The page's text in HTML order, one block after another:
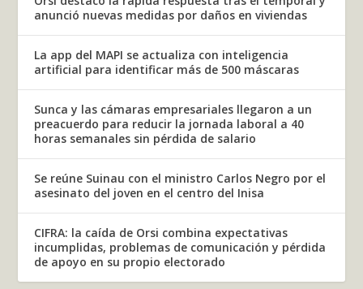
anunció nuevas medidas por daños en viviendas
La app del MAPI se actualiza con inteligencia
artificial para identificar más de 500 máscaras
Sunca y las cámaras empresariales llegaron a un
preacuerdo para reducir la jornada laboral a 40
horas semanales sin pérdida de salario
Se reúne Suinau con el ministro Carlos Negro por el
asesinato del joven en el centro del Inisa
CIFRA: la caída de Orsi combina expectativas
incumplidas, problemas de comunicación y pérdida
de apoyo en su propio electorado